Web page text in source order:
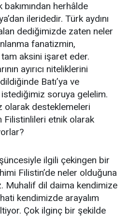
herhâlde
ileridedir. Türk aydını
dediğimizde zaten neler
fanatizmin,
aksini işaret eder.
ayırıcı niteliklerini
Batı’ya ve
istediğimiz soruya gelelim.
olarak desteklemeleri
Filistinlileri etnik olarak
ilgili çekingen bir
Filistin’de neler olduğuna
Muhalif dil daima kendimize
kendimizde arayalım
Çok ilginç bir şekilde